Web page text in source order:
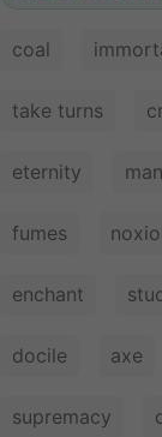
coal
take turns
eternity
fumes
enchant
docile axe
supremacy